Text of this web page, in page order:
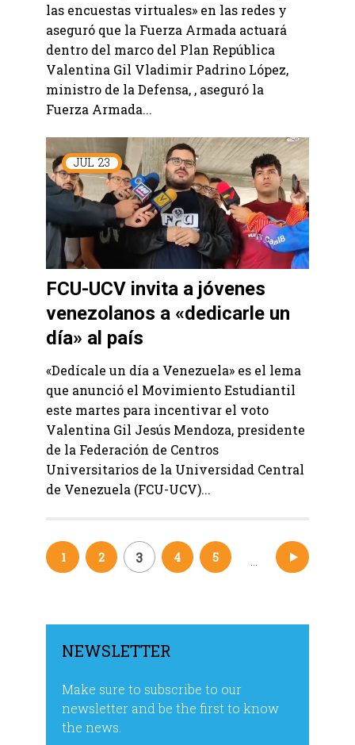
las encuestas virtuales» en las redes y
aseguró que la Fuerza Armada actuará
dentro del marco del Plan República
Valentina Gil Vladimir Padrino López,
ministro de la Defensa, , aseguró la
Fuerza Armada...
JUL 23
FCU-UCV invita a jóvenes
venezolanos a «dedicarle un
día» al país
«Dedícale un día a Venezuela» es el lema
que anunció el Movimiento Estudiantil
este martes para incentivar el voto
Valentina Gil Jesús Mendoza, presidente
de la Federación de Centros
Universitarios de la Universidad Central
de Venezuela (FCU-UCV)...
NEWSLETTER
Make sure to subscribe to our
newsletter and be the first to know
the news.
Navegación
entradas
1 2 3 4 5 44